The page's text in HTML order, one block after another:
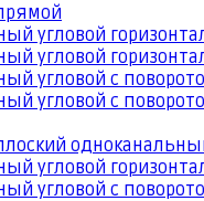
угловой
угловой
угловой с
угловой с
угловой
угловой с